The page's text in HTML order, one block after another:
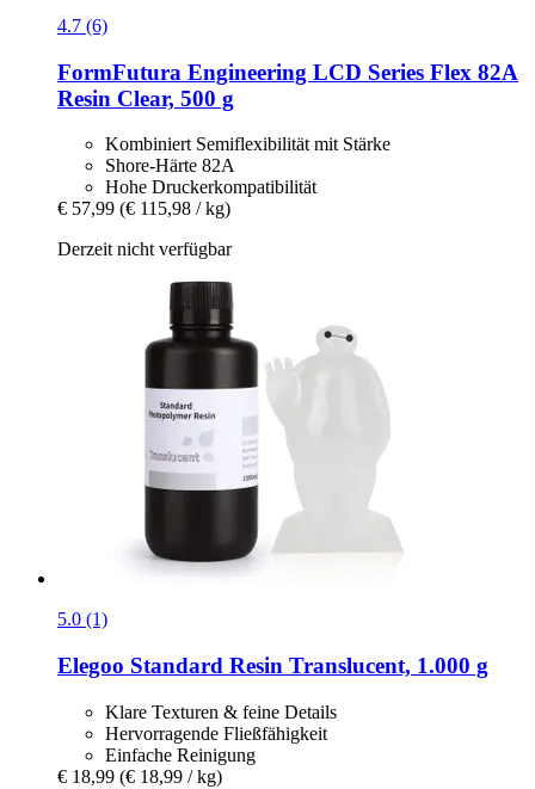
4.7 (6)
FormFutura Engineering LCD Series Flex 82A
Resin Clear, 500 g
Kombiniert Semiflexibilität mit Stärke
Shore-Härte 82A
Hohe Druckerkompatibilität
€ 57,99 (€ 115,98 / kg)
Derzeit nicht verfügbar
5.0 (1)
Elegoo Standard Resin Translucent, 1.000 g
Klare Texturen & feine Details
Hervorragende Fließfähigkeit
Einfache Reinigung
€ 18,99 (€ 18,99 / kg)